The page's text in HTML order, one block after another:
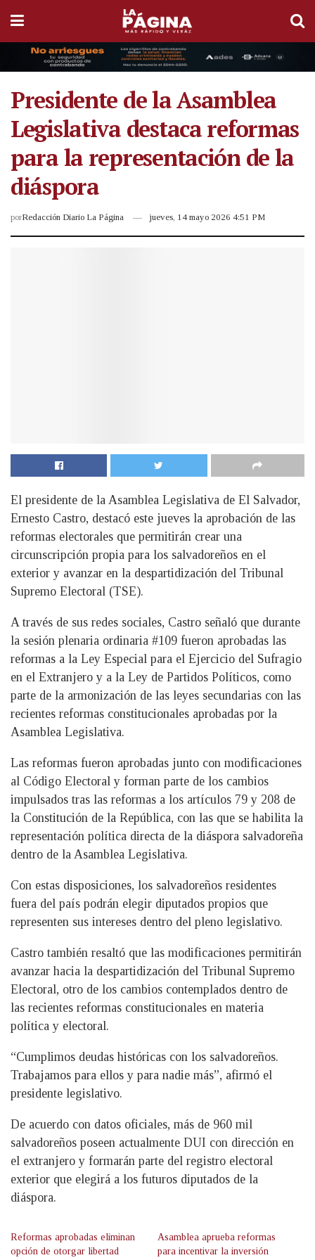
Presidente de la Asamblea
Legislativa destaca reformas
para la representación de la
diáspora
porRedacción Diario La Página jueves, 14 mayo 2026 4:51 PM
El presidente de la Asamblea Legislativa de El Salvador,
Ernesto Castro, destacó este jueves la aprobación de las
reformas electorales que permitirán crear una
circunscripción propia para los salvadoreños en el
exterior y avanzar en la despartidización del Tribunal
Supremo Electoral (TSE).
A través de sus redes sociales, Castro señaló que durante
la sesión plenaria ordinaria #109 fueron aprobadas las
reformas a la Ley Especial para el Ejercicio del Sufragio
en el Extranjero y a la Ley de Partidos Políticos, como
parte de la armonización de las leyes secundarias con las
recientes reformas constitucionales aprobadas por la
Asamblea Legislativa.
Las reformas fueron aprobadas junto con modificaciones
al Código Electoral y forman parte de los cambios
impulsados tras las reformas a los artículos 79 y 208 de
la Constitución de la República, con las que se habilita la
representación política directa de la diáspora salvadoreña
dentro de la Asamblea Legislativa.
Con estas disposiciones, los salvadoreños residentes
fuera del país podrán elegir diputados propios que
representen sus intereses dentro del pleno legislativo.
Castro también resaltó que las modificaciones permitirán
avanzar hacia la despartidización del Tribunal Supremo
Electoral, otro de los cambios contemplados dentro de
las recientes reformas constitucionales en materia
política y electoral.
“Cumplimos deudas históricas con los salvadoreños.
Trabajamos para ellos y para nadie más”, afirmó el
presidente legislativo.
De acuerdo con datos oficiales, más de 960 mil
salvadoreños poseen actualmente DUI con dirección en
el extranjero y formarán parte del registro electoral
exterior que elegirá a los futuros diputados de la
diáspora.
Reformas aprobadas eliminan
opción de otorgar libertad
Asamblea aprueba reformas
para incentivar la inversión